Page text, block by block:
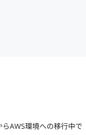
AWS環境への移行中で